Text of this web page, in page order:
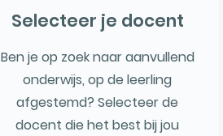
Selecteer je docent
Ben je op zoek naar aanvullend
onderwijs, op de leerling
afgestemd? Selecteer de
docent die het best bij jou